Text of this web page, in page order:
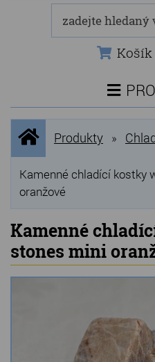
Košík
NOVINKY
NEJPRODÁVANĚJŠÍ
VÝPRODEJ
Grilovací, pečící
Lávové grilovací
Chladící kostky a puky
Doplňky do kuchyně
Úvodní
stránka
Produkty »
Kamenné chladící kostky
oranžové
Kamenné
stones mini